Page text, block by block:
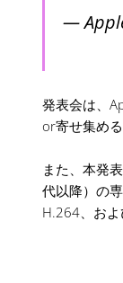
—
発表会は、
or寄せ集め
また、本発
代以降）の
H.264、およ